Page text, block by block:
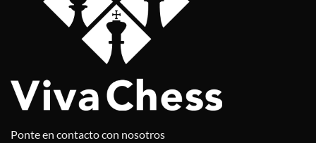
Ponte en contacto con nosotros